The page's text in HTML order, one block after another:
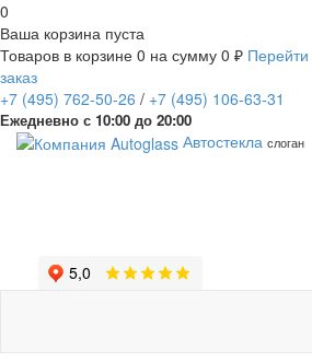
0
Ваша корзина пуста
Товаров в корзине 0 на сумму 0 ₽ Перейти
заказ
+7 (495) 762-50-26 / +7 (495) 106-63-31
Ежедневно с 10:00 до 20:00
Автостекла слоган